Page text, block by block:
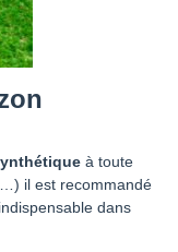
à toute
…) il est recommandé
dans